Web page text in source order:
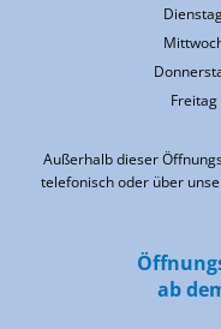
Freitag
Außerhalb dieser
telefonisch oder über
ab